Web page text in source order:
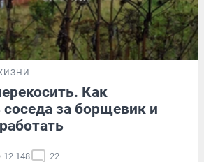
Как
за борщевик и
12 148 22